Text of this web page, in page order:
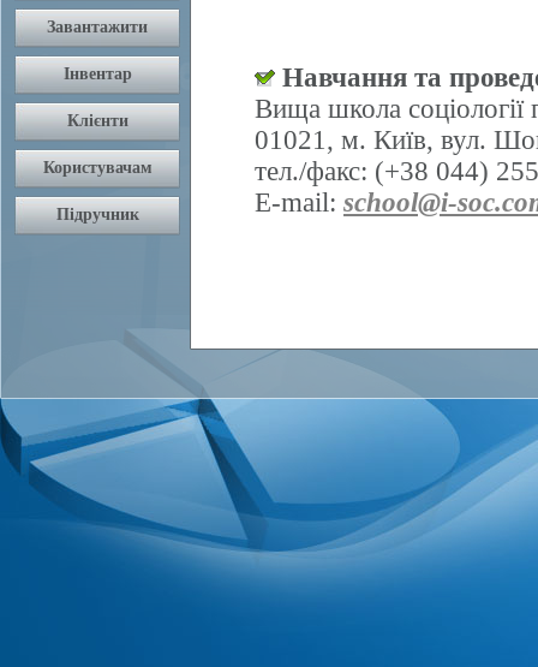
Навчання та
Вища школа соціології
01021, м. Київ, вул.
тел./факс: (+38 044)
E-mail: school@i-